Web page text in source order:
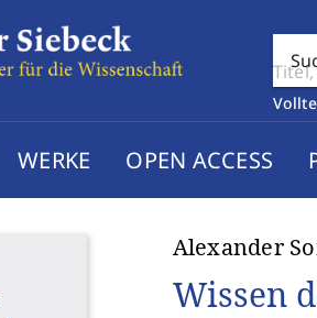
WERKE OPEN ACCESS
Alexander
Wissen